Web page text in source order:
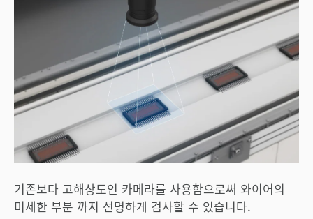
기존보다 고해상도인 카메라를 사용함으로써 와이어의
미세한 부분 까지 선명하게 검사할 수 있습니다.